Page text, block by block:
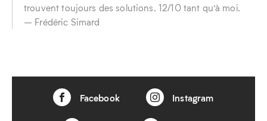
trouvent toujours des solutions. 12/10 tant qu’à moi.
– Frédéric Simard
Facebook Instagram